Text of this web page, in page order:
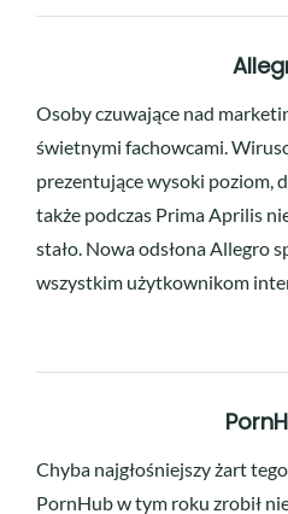
Osoby czuwające nad
świetnymi fachowcami.
prezentujące wysoki poziom,
także podczas Prima Aprilis
stało. Nowa odsłona Allegro
wszystkim użytkownikom
Chyba najgłośniejszy żart
PornHub w tym roku zrobił